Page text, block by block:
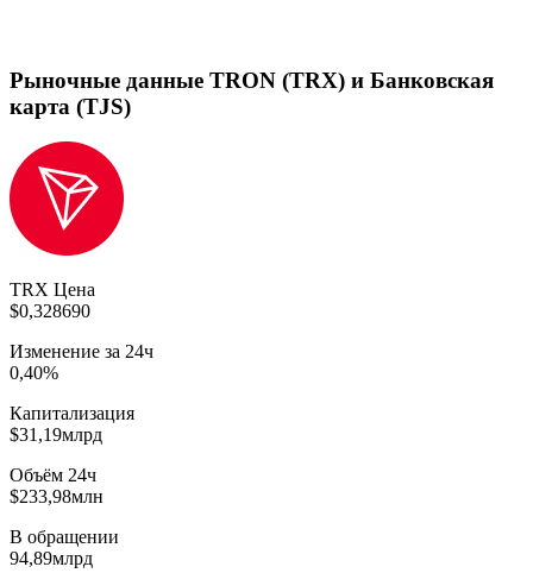
Рыночные данные TRON (TRX) и Банковская
карта (TJS)
TRX Цена
$0,328690
Изменение за 24ч
0,40%
Капитализация
$31,19млрд
Объём 24ч
$233,98млн
В обращении
94,89млрд